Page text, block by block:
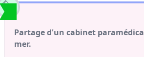
Partage d'un cabinet
mer.